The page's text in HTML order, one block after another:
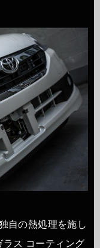
自の熱処理を施し
ス コーティング